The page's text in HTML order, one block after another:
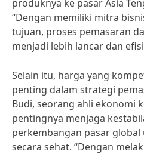
produknya ke pasar Asia
“Dengan memiliki mitra
tujuan, proses pemasaran
menjadi lebih lancar dan
Selain itu, harga yang
penting dalam strategi
Budi, seorang ahli ekonomi
pentingnya menjaga
perkembangan pasar
secara sehat. “Dengan